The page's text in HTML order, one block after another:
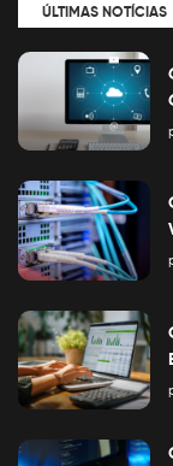
ÚLTIMAS NOTÍCIAS